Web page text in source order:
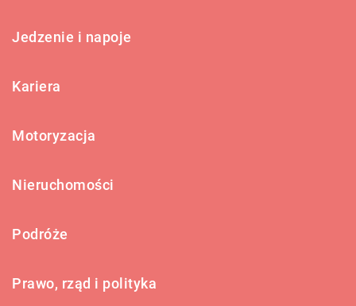
Jedzenie i napoje
Kariera
Motoryzacja
Nieruchomości
Podróże
Prawo, rząd i polityka